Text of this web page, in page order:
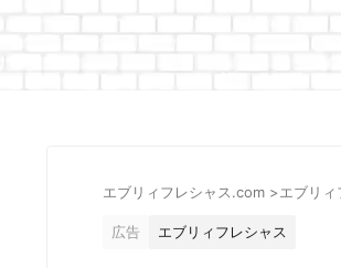
エブリィフレシャス.com >エブリィ
広告 エブリィフレシャス